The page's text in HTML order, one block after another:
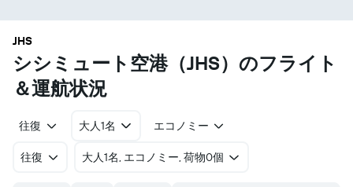
JHS
シシミュート空港​（JHS​）のフライト
＆運航状況
往復 大人1名 エコノミー
往復 ​大人1名, エコノミー, 荷物0個